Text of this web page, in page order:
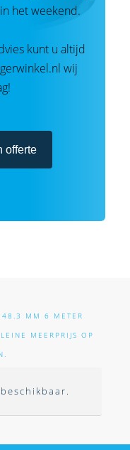
het weekend.
kunt u altijd
wij
offerte
48.3 MM 6 METER
MEERPRIJS OP